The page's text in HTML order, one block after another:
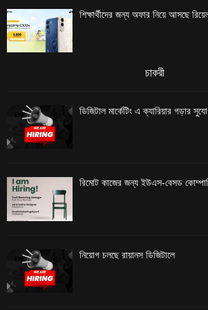
শিক্ষার্থীদের জন্য অফার নিয়ে আসছে
চাকরী
ডিজিটাল মার্কেটিং এ ক্যারিয়ার গড়ার
রিমোট কাজের জন্য ইউএস-বেসড
নিয়োগ চলছে রায়ানস ডিজিটালে